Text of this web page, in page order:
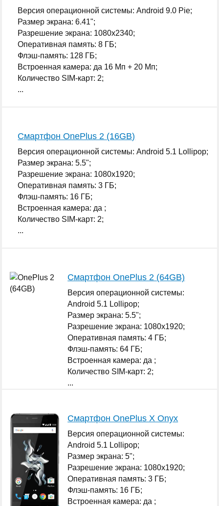
Версия операционной системы: Android 9.0 Pie;
Размер экрана: 6.41";
Разрешение экрана: 1080x2340;
Оперативная память: 8 ГБ;
Флэш-память: 128 ГБ;
Встроенная камера: да 16 Мп + 20 Мп;
Количество SIM-карт: 2;
...
Смартфон OnePlus 2 (16GB)
Версия операционной системы: Android 5.1 Lollipop;
Размер экрана: 5.5";
Разрешение экрана: 1080x1920;
Оперативная память: 3 ГБ;
Флэш-память: 16 ГБ;
Встроенная камера: да ;
Количество SIM-карт: 2;
...
Смартфон OnePlus 2 (64GB)
Версия операционной системы:
Android 5.1 Lollipop;
Размер экрана: 5.5";
Разрешение экрана: 1080x1920;
Оперативная память: 4 ГБ;
Флэш-память: 64 ГБ;
Встроенная камера: да ;
Количество SIM-карт: 2;
...
Смартфон OnePlus X Onyx
Версия операционной системы:
Android 5.1 Lollipop;
Размер экрана: 5";
Разрешение экрана: 1080x1920;
Оперативная память: 3 ГБ;
Флэш-память: 16 ГБ;
Встроенная камера: да ;